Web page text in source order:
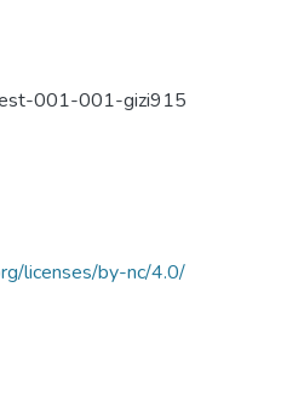
001-001-gizi915
licenses/by-nc/4.0/